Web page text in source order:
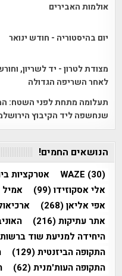
אולמות האבירים
יום בהיסטוריה - חודש ינואר
מצודת לטרון - יד לשריון,
לאחר השריפה הגדולה
תעלומה מתחת לפני השטח:
שנחשפה ליד הקיבוץ
הנושאים החמים!
WAZE (30) אטרקציות
אלי אסקוזידו(99)
אפי אליאן(268)
אתר עתיקות(216)
היחידה למניעת שוד
התקופה הביזנטית(129)
התקופה העות'מנית(62)